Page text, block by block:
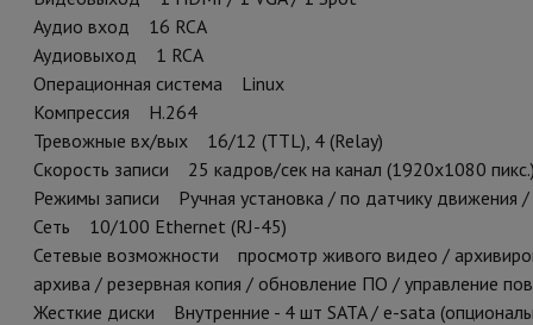
Аудио вход 16 RCA
Аудиовыход 1 RCA
Операционная система Linux
Компрессия H.264
Тревожные вх/вых 16/12 (TTL), 4 (Relay)
Скорость записи 25 кадров/сек на канал (1920х1080
Режимы записи Ручная установка / по датчику движения /
Сеть 10/100 Ethernet (RJ-45)
Сетевые возможности просмотр живого видео /
архива / резервная копия / обновление ПО / управление
Жесткие диски Внутренние - 4 шт SATA / e-sata